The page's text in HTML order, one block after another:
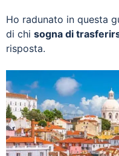
Ho radunato in questa
di chi sogna di
risposta.